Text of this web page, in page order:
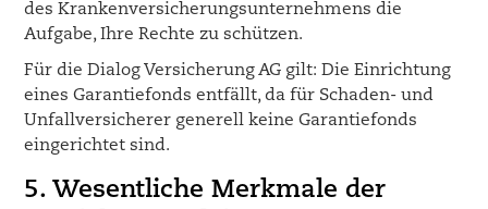
des Krankenversicherungsunternehmens die
Aufgabe, Ihre Rechte zu schützen.
Für die Dialog Versicherung AG gilt: Die Einrichtung
eines Garantiefonds entfällt, da für Schaden- und
Unfallversicherer generell keine Garantiefonds
eingerichtet sind.
5. Wesentliche Merkmale der